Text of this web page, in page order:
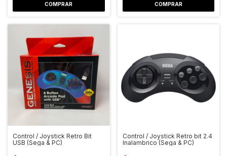
Control / Joystick Retro Bit
USB (Sega & PC)
Control / Joystick Retro bit 2.4
Inalambrico (Sega & PC)